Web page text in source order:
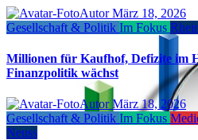
AutorMärz 18, 2026
Gesellschaft & Politik Im Fokus
Millionen für Kaufhof, Defizite im
Finanzpolitik wächst
AutorMärz 18, 2026
Gesellschaft & Politik Im Fokus
Neuss